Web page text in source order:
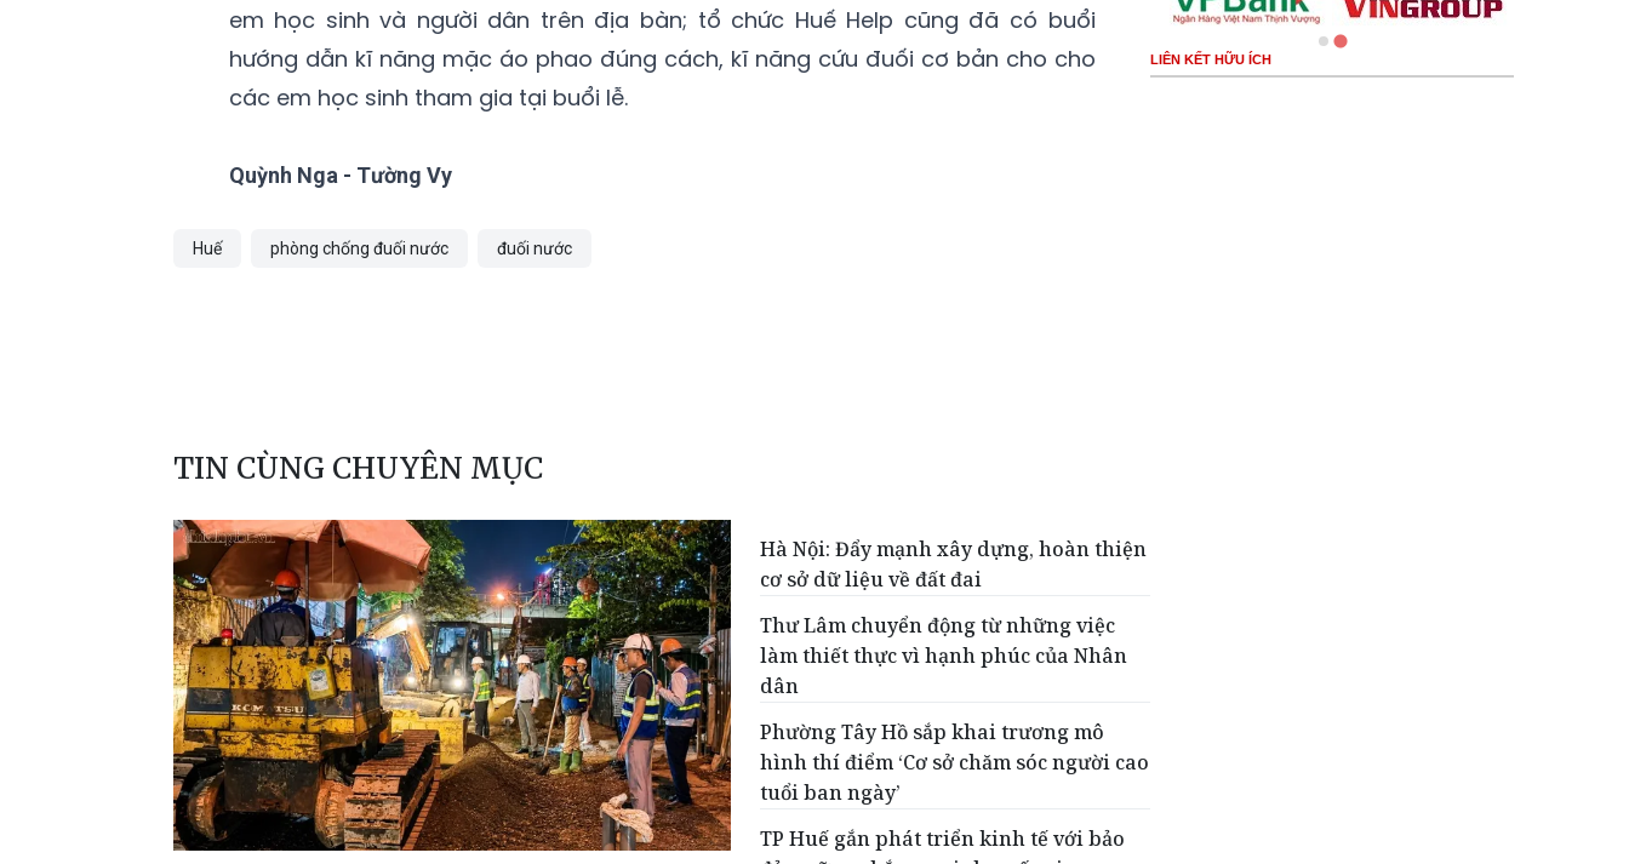
em học sinh và người dân trên địa bàn; tổ chức Huế Help cũng đã có buổi
hướng dẫn kĩ năng mặc áo phao đúng cách, kĩ năng cứu đuối cơ bản cho cho
các em học sinh tham gia tại buổi lễ.
Quỳnh Nga - Tường Vy
Huế phòng chống đuối nước đuối nước
TIN CÙNG CHUYÊN MỤC
Hà Nội: Đẩy mạnh xây dựng, hoàn thiện
cơ sở dữ liệu về đất đai
Thư Lâm chuyển động từ những việc
làm thiết thực vì hạnh phúc của Nhân
dân
Phường Tây Hồ sắp khai trương mô
hình thí điểm ‘Cơ sở chăm sóc người cao
tuổi ban ngày’
TP Huế gắn phát triển kinh tế với bảo
LIÊN KẾT HỮU ÍCH